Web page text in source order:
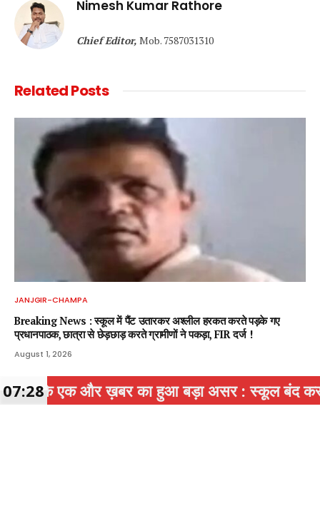
Nimesh Kumar Rathore
Chief Editor, Mob. 7587031310
RelatedPosts
JANJGIR-CHAMPA
Breaking News : स्कूल में पैंट उतारकर अश्लील हरकत करते पड़के गए
प्रधानपाठक, छात्रा से छेड़छाड़ करते ग्रामीणों ने पकड़ा, FIR दर्ज !
August 1, 2026
ख़बर का हुआ बड़ा असर : स्कूल बंद कर मीटिंग पर जाने
07:28